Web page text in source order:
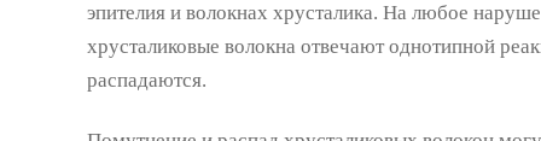
эпителия и волокнах хрусталика. На любое
хрусталиковые волокна отвечают однотипной
распадаются.